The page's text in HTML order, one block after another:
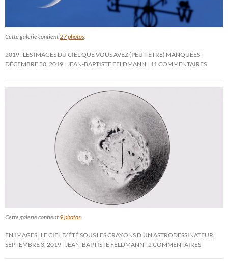
Cette galerie contient 27 photos
2019 : LES IMAGES DU CIEL QUE VOUS AVEZ (PEUT-ÊTRE) MANQUÉES
DÉCEMBRE 30, 2019
JEAN-BAPTISTE FELDMANN 11 COMMENTAIRES
Cette galerie contient 9 photos
EN IMAGES : LE CIEL D’ÉTÉ SOUS LES CRAYONS D’UN ASTRODESSINATEUR
SEPTEMBRE 3, 2019
JEAN-BAPTISTE FELDMANN 2 COMMENTAIRES